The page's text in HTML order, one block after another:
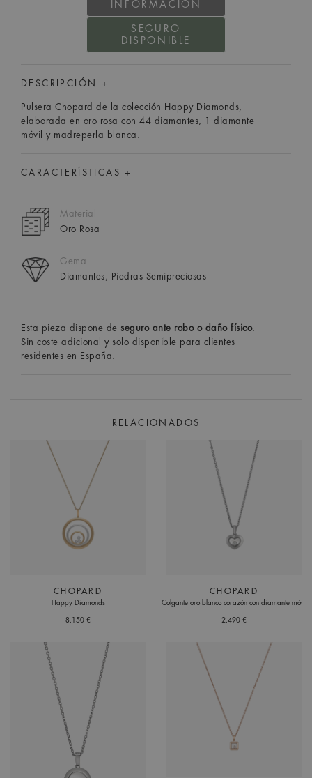
INFORMACIÓN
SEGURO
DISPONIBLE
DESCRIPCIÓN +
Pulsera Chopard de la colección Happy Diamonds,
elaborada en oro rosa con 44 diamantes, 1 diamante
móvil y madreperla blanca.
CARACTERÍSTICAS +
Material
Oro Rosa
Gema
Diamantes, Piedras Semipreciosas
Esta pieza dispone de seguro ante robo o daño físico.
Sin coste adicional y solo disponible para clientes
residentes en España.
RELACIONADOS
CHOPARD
Happy Diamonds
8.150 €
CHOPARD
Colgante oro blanco corazón con diamante móvil
2.490 €